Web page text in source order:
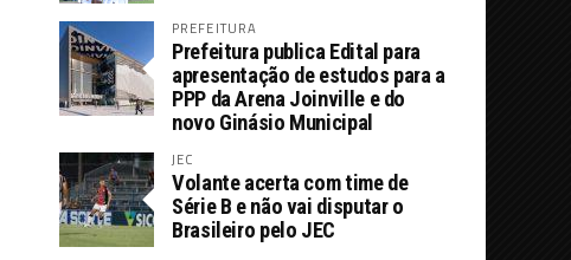
PREFEITURA
Prefeitura publica Edital para
apresentação de estudos para a
PPP da Arena Joinville e do
novo Ginásio Municipal
JEC
Volante acerta com time de
Série B e não vai disputar o
Brasileiro pelo JEC